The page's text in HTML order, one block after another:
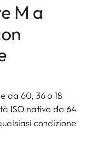
M a
da 60, 36 o 18
ISO nativa da 64
condizione